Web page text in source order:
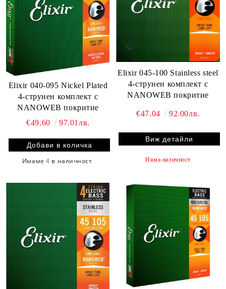
Elixir 040-095 Nickel Plated
4-струнен комплект с
NANOWEB покритие
€49.60
97.01лв.
Имаме4 в наличност
Elixir 045-100 Stainless steel
4-струнен комплект с
NANOWEB покритие
€47.04 92.00лв.
Виж детайли
Няма наличност